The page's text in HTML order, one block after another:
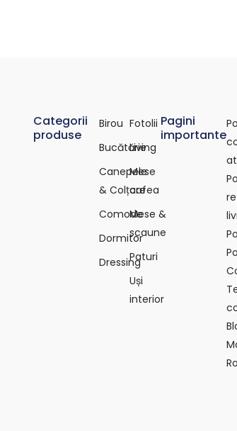
Categorii
produse
Birou
Bucătărie
Canepele
& Colțare
Comode
Dormitor
Dressing
Fotolii
Living
Mese
cafea
Mese &
scaune
Paturi
Uși
interior
Pagini
importante